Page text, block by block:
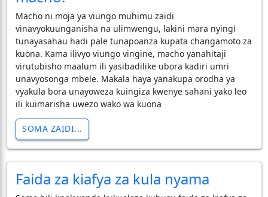
​Macho ni moja ya viungo muhimu zaidi
vinavyokuunganisha na ulimwengu, lakini mara nyingi
tunayasahau hadi pale tunapoanza kupata changamoto za
kuona. Kama ilivyo viungo vingine, macho yanahitaji
virutubisho maalum ili yasibadilike ubora kadiri umri
unavyosonga mbele. Makala haya yanakupa orodha ya
vyakula bora unayoweza kuingiza kwenye sahani yako leo
ili kuimarisha uwezo wako wa kuona
SOMA ZAIDI...
Faida za kiafya za kula nyama